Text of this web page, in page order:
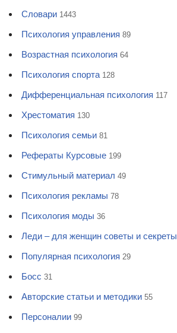
Словари 1443
Психология управления 89
Возрастная психология 64
Психология спорта 128
Дифференциальная психология 117
Хрестоматия 130
Психология семьи 81
Рефераты Курсовые 199
Стимульный материал 49
Психология рекламы 78
Психология моды 36
Леди – для женщин советы и секреты
Популярная психология 29
Босс 31
Авторские статьи и методики 55
Персоналии 99